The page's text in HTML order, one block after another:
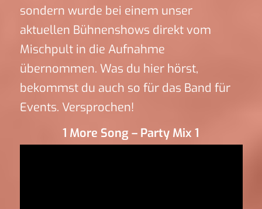
sondern wurde bei einem unser
aktuellen Bühnenshows direkt vom
Mischpult in die Aufnahme
übernommen. Was du hier hörst,
bekommst du auch so für das Band für
Events. Versprochen!
1 More Song – Party Mix 1